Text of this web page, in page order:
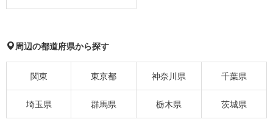
周辺の都道府県から探す
関東 東京都 神奈川県 千葉県
埼玉県 群馬県 栃木県 茨城県